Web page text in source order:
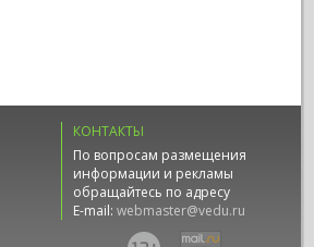
КОНТАКТЫ
По вопросам размещения
информации и рекламы
обращайтесь по адресу
E-mail: webmaster@vedu.ru